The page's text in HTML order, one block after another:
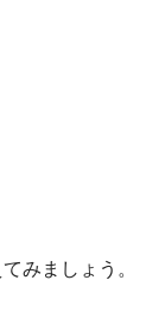
みましょう。